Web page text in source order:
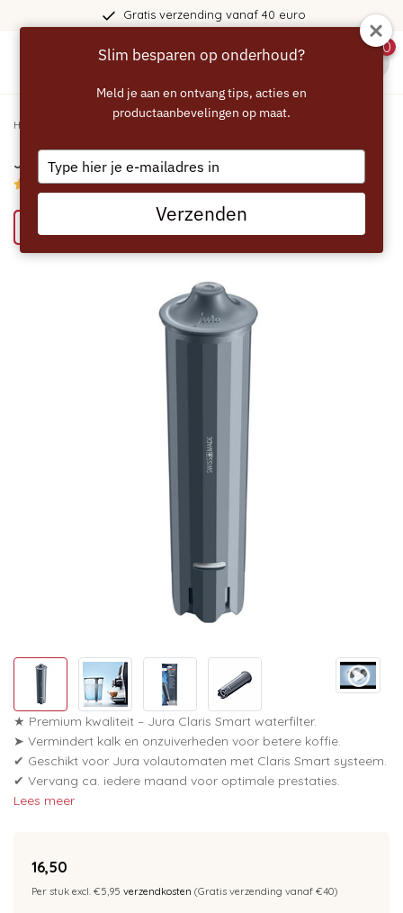
Gratis verzending vanaf 40 euro
0
Home
JURA Waterfilter Claris Smart+
4.8/5 (9 reviews)
★ Premium kwaliteit – Jura Claris Smart waterfilter.
➤ Vermindert kalk en onzuiverheden voor betere koffie.
✔ Geschikt voor Jura volautomaten met Claris Smart systeem.
✔ Vervang ca. iedere maand voor optimale prestaties.
Lees meer
16,50
Per stuk excl. €5,95 verzendkosten (Gratis verzending vanaf €40)
Slim besparen op onderhoud?
Meld je aan en ontvang tips, acties en
productaanbevelingen op maat.
Type
your
email
Verzenden